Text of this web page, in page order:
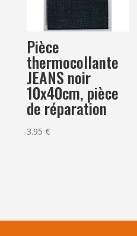
Pièce
thermocollante
JEANS noir
10x40cm, pièce
de réparation
3.95 €